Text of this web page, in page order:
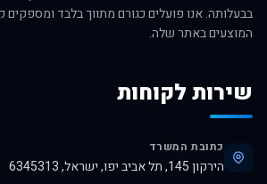
בבעלותה. אנו פועלים כגורם מתווך בלבד ומספקים
המוצעים באתר שלה.
שירות לקוחות
כתובת המשרד
הירקון 145, תל אביב יפו, ישראל, 6345313